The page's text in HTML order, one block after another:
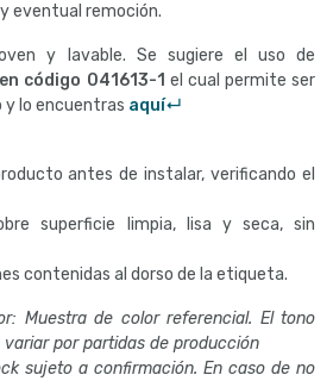
eventual remoción.
y lavable. Se sugiere el uso de
código 041613-1 el cual permite ser
y lo encuentras aquí↵
antes de instalar, verificando el
superficie limpia, lisa y seca, sin
contenidas al dorso de la etiqueta.
Muestra de color referencial. El tono
por partidas de producción
sujeto a confirmación. En caso de no